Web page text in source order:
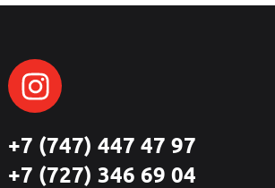
+7 (747) 447 47 97
+7 (727) 346 69 04